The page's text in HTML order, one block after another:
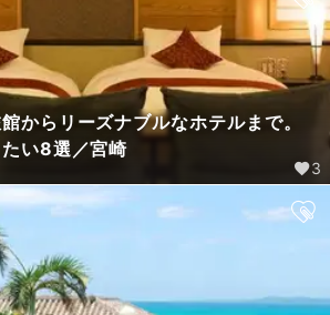
からリーズナブルなホテルまで。
い8選／宮崎
3